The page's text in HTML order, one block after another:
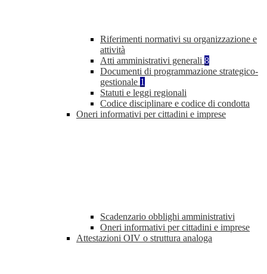
Riferimenti normativi su organizzazione e
attività
Atti amministrativi generali 8
Documenti di programmazione strategico-
gestionale 1
Statuti e leggi regionali
Codice disciplinare e codice di condotta
Oneri informativi per cittadini e imprese
Scadenzario obblighi amministrativi
Oneri informativi per cittadini e imprese
Attestazioni OIV o struttura analoga